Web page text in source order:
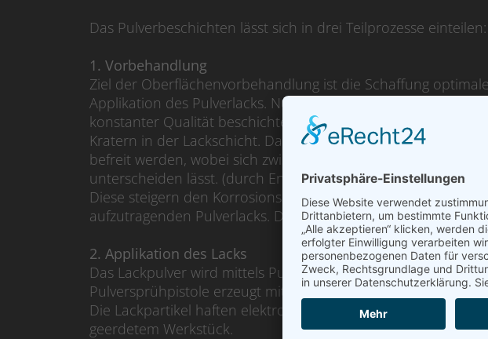
Das Pulverbeschichten lässt sich in drei Teilprozesse einteilen:
1. Vorbehandlung
Ziel der Oberflächenvorbehandlung ist die Schaffung
Applikation des Pulverlacks. Nur mit dieser Vorbereitung
konstanter Qualität beschichten. Die unsachgemäße
Kratern in der Lackschicht. Dazu muss das Werkstück von
befreit werden, wobei sich zwischen chemischen und
unterscheiden lässt. (durch Entfettung, Eisenphosphatierung,
Diese steigern den Korrosionsschutz des Grundmaterials
aufzutragenden Pulverlacks. Den Abschluss der
2. Applikation des Lacks
Das Lackpulver wird mittels Pulversprühpistole auf die
Pulversprühpistole erzeugt mittels verschiedener Verfahren
Die Lackpartikel haften elektrostatisch und bilden eine
geerdetem Werkstück.